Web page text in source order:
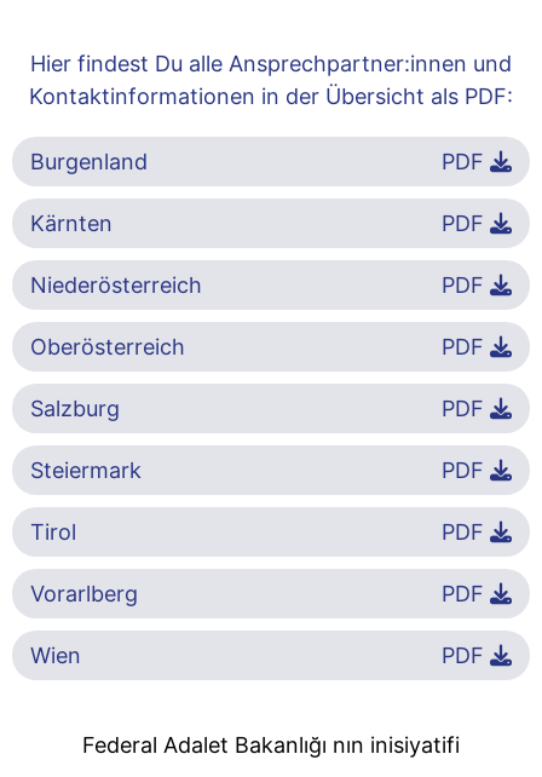
Hier findest Du alle Ansprechpartner:innen und
Kontaktinformationen in der Übersicht als PDF:
Burgenland PDF
Kärnten PDF
Niederösterreich PDF
Oberösterreich PDF
Salzburg PDF
Steiermark PDF
Tirol PDF
Vorarlberg PDF
Wien PDF
Federal Adalet Bakanlığı nın inisiyatifi